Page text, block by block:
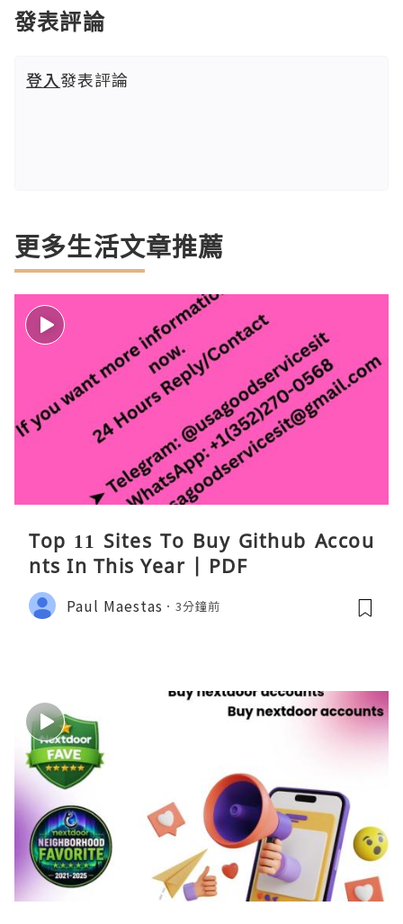
發表評論
登入發表評論
更多生活文章推薦
Top 11 Sites To Buy Github Accou
nts In This Year | PDF
Paul Maestas 3分鐘前